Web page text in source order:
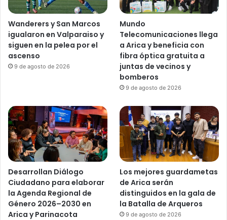
Wanderers y San Marcos
igualaron en Valparaiso y
siguen en la pelea por el
ascenso
9 de agosto de 2026
Mundo
Telecomunicaciones llega
a Arica y beneficia con
fibra óptica gratuita a
juntas de vecinos y
bomberos
9 de agosto de 2026
Desarrollan Diálogo
Ciudadano para elaborar
la Agenda Regional de
Género 2026–2030 en
Arica y Parinacota
Los mejores guardametas
de Arica serán
distinguidos en la gala de
la Batalla de Arqueros
9 de agosto de 2026